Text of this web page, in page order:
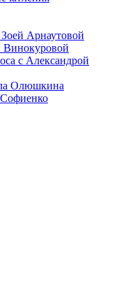
Арнаутовой
Винокуровой
с Александрой
Олюшкина